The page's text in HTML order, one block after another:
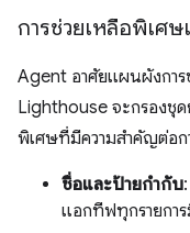
การช่วยเหลือพิเ
Agent อาศัยแผนผังการ
Lighthouse จะกรองชุด
พิเศษที่มีความสำคัญต่อก
ชื่อและป้ายกำกับ
แอกทีฟทุกรายกา